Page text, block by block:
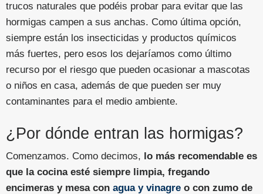
trucos naturales que podéis probar para evitar que las
hormigas campen a sus anchas. Como última opción,
siempre están los insecticidas y productos químicos
más fuertes, pero esos los dejaríamos como último
recurso por el riesgo que pueden ocasionar a mascotas
o niños en casa, además de que pueden ser muy
contaminantes para el medio ambiente.
¿Por dónde entran las hormigas?
Comenzamos. Como decimos, lo más recomendable es
que la cocina esté siempre limpia, fregando
encimeras y mesa con agua y vinagre o con zumo de